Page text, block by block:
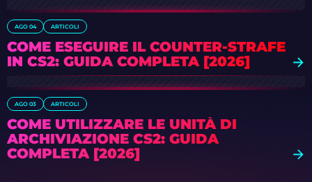
AGO 04 ARTICOLI
COME ESEGUIRE IL COUNTER-STRAFE
IN CS2: GUIDA COMPLETA [2026]
AGO 03 ARTICOLI
COME UTILIZZARE LE UNITÀ DI
ARCHIVIAZIONE CS2: GUIDA
COMPLETA [2026]